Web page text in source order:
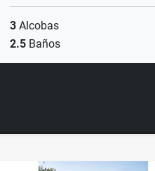
3 Alcobas
2.5 Baños